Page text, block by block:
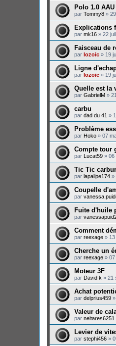
Polo 1.0
par Tommy8 »
Explications
par mk16 » 22
Faisceau de
par lozoic » 19
Ligne
par lozoic » 19
Quelle est la
par GabrielM »
carbu
par dad du 41 »
Problème
par Hoko » 07
Compte tour
par Lucat59 » 06
Tic Tic
par lapalipe174 »
Coupelle
par
Fuite d'huile
par
Comment
par reexage »
Cherche un
par reexage » 07
Moteur 3F
par David k » 21
Achat
par delprius459 »
Valeur de
par neltares6251
Levier de
par stephi456 »